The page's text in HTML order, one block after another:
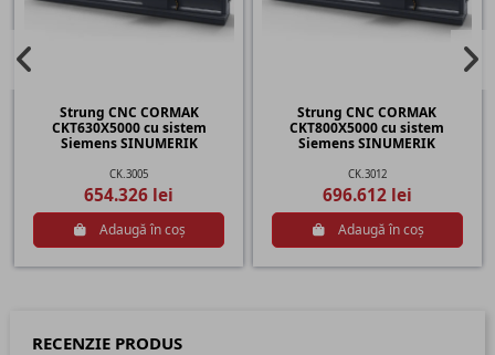
Strung CNC CORMAK
CKT630X5000 cu sistem
Siemens SINUMERIK
CK.3005
654.326 lei
Adaugă în coș
Strung CNC CORMAK
CKT800X5000 cu sistem
Siemens SINUMERIK
CK.3012
696.612 lei
Adaugă în coș
RECENZIE PRODUS